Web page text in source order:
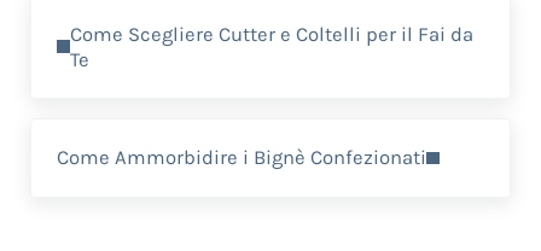
Come Scegliere Cutter e Coltelli per il Fai da
Te
Come Ammorbidire i Bignè Confezionati